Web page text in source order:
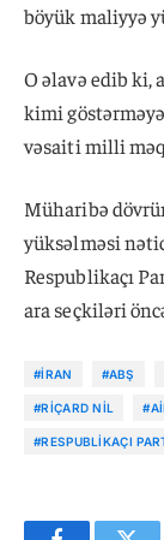
böyük maliyyə
O əlavə edib ki,
kimi
vəsaiti milli
Müharibə
yüksəlməsi
Respublikaçı
ara seçkiləri
#İRAN #ABŞ
#RIÇARD NIL
#RESPUBLIKAÇI